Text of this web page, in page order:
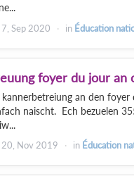
7, Sep 2020 in Éducation
foyer du jour an
an den
naischt. Ech bezuelen
20, Nov 2019 in Éducation